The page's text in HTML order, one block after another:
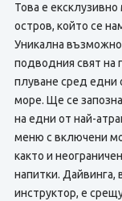
Това е
остров, който се
Уникална
подводния свят на
плуване сред едни
море. Ще се
на едни от най-
меню с включени
както и
напитки.
инструктор, е